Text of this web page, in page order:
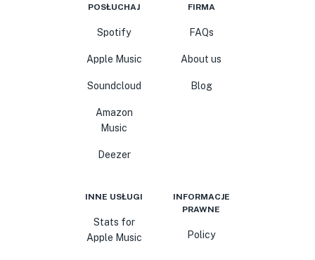
POSŁUCHAJ
Spotify
Apple Music
Soundcloud
Amazon
Music
Deezer
FIRMA
FAQs
About us
Blog
INNE USŁUGI
Stats for
Apple Music
INFORMACJE
PRAWNE
Policy